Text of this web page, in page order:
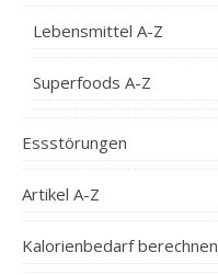
Lebensmittel A-Z
Superfoods A-Z
Essstörungen
Artikel A-Z
Kalorienbedarf berechnen